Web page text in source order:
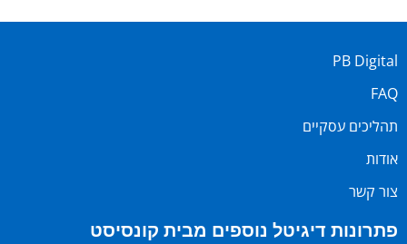
PB Digital
FAQ
תהליכים עסקיים
אודות
צור קשר
פתרונות דיגיטל נוספים מבית קונסיסט